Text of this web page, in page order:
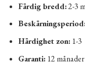
Färdig bredd:2-3
Härdighet zon:1-3
Garanti:12 månader